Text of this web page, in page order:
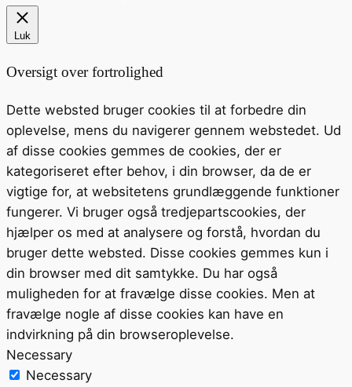
Luk
Oversigt over fortrolighed
Dette websted bruger cookies til at forbedre din
oplevelse, mens du navigerer gennem webstedet. Ud
af disse cookies gemmes de cookies, der er
kategoriseret efter behov, i din browser, da de er
vigtige for, at websitetens grundlæggende funktioner
fungerer. Vi bruger også tredjepartscookies, der
hjælper os med at analysere og forstå, hvordan du
bruger dette websted. Disse cookies gemmes kun i
din browser med dit samtykke. Du har også
muligheden for at fravælge disse cookies. Men at
fravælge nogle af disse cookies kan have en
indvirkning på din browseroplevelse.
Necessary
Necessary